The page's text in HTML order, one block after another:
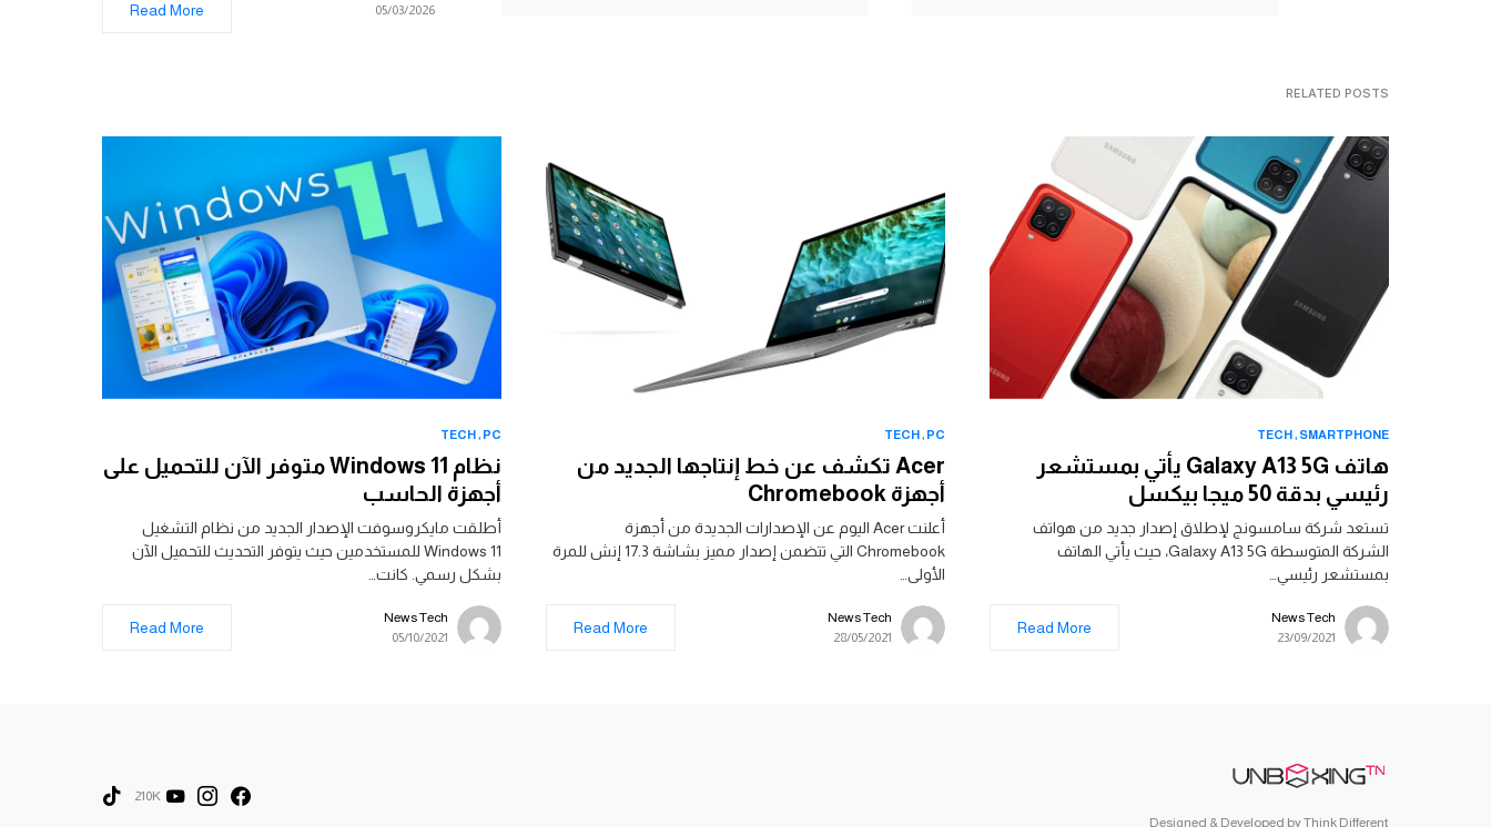
05/03/2026
Read More
RELATED POSTS
SMARTPHONE
TECH
هاتف Galaxy A13 5G يأتي بمستشعر
رئيسي بدقة 50 ميجا بيكسل
تستعد شركة سامسونج لإطلاق إصدار جديد من هواتف
الشركة المتوسطة Galaxy A13 5G، حيث يأتي الهاتف
بمستشعر رئيسي…
News Tech
23/09/2021
Read More
PC
TECH
Acer تكشف عن خط إنتاجها الجديد من
أجهزة Chromebook
أعلنت Acer اليوم عن الإصدارات الجديدة من أجهزة
Chromebook التي تتضمن إصدار مميز بشاشة 17.3 إنش للمرة
الأولى…
News Tech
28/05/2021
Read More
PC
TECH
نظام Windows 11 متوفر الآن للتحميل على
أجهزة الحاسب
أطلقت مايكروسوفت الإصدار الجديد من نظام التشغيل
Windows 11 للمستخدمين حيث يتوفر التحديث للتحميل الآن
بشكل رسمي. كانت…
News Tech
05/10/2021
Read More
Designed & Developed byThink Different
210K